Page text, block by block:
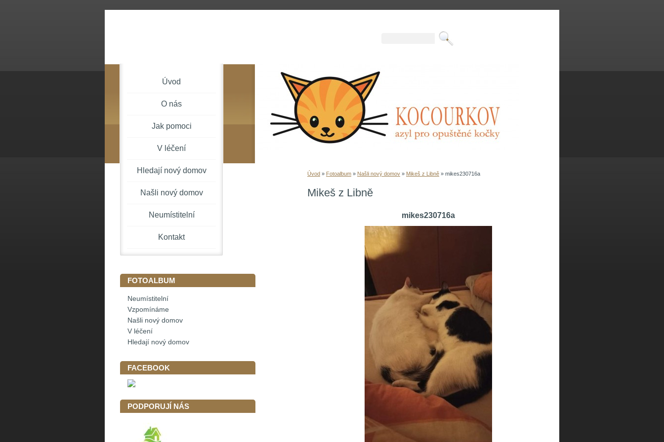
Úvod » Fotoalbum » Našli nový domov » Mikeš z Libně » mikes230716a
Mikeš z Libně
mikes230716a
Úvod
O nás
Jak pomoci
V léčení
Hledají nový domov
Našli nový domov
Neumístitelní
Kontakt
FOTOALBUM
Neumístitelní
Vzpomínáme
Našli nový domov
V léčení
Hledají nový domov
FACEBOOK
PODPORUJÍ NÁS